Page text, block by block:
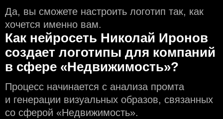
Да, вы сможете настроить логотип так, как
хочется именно вам.
Как нейросеть Николай Иронов
создаeт логотипы для компаний
в сфере «Недвижимость»?
Процесс начинается с анализа промта
и генерации визуальных образов, связанных
со сферой «Недвижимость».